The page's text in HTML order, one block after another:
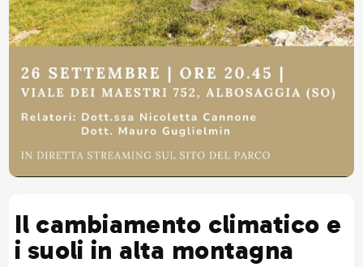
Il cambiamento climatico e
i suoli in alta montagna